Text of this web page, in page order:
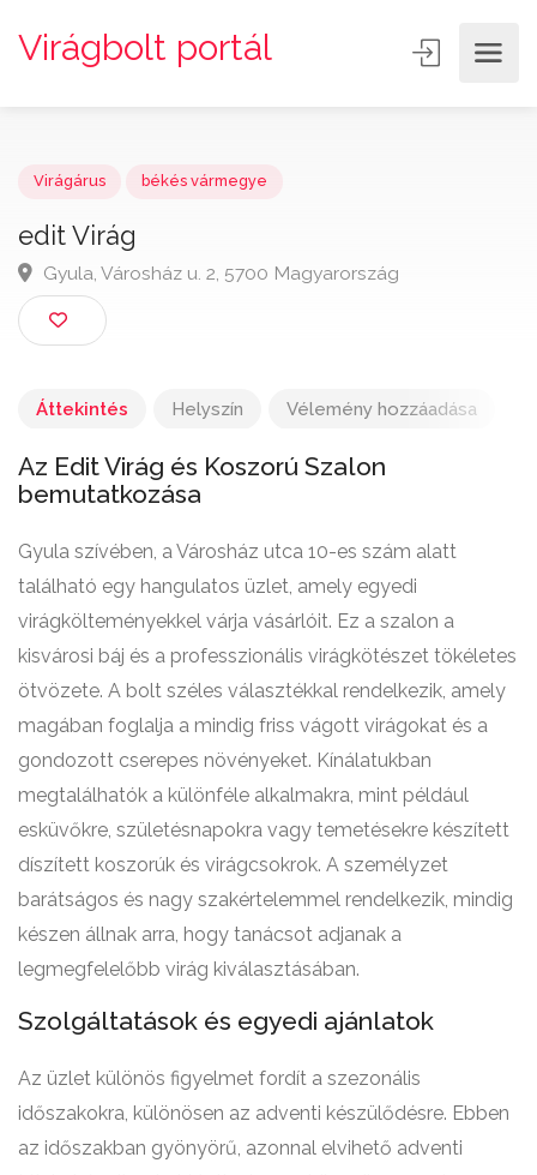
Virágbolt portál
edit Virág
Gyula, Városház u. 2, 5700 Magyarország
Áttekintés Helyszín Vélemény hozzáadása
Az Edit Virág és Koszorú Szalon
bemutatkozása
Gyula szívében, a Városház utca 10-es szám alatt
található egy hangulatos üzlet, amely egyedi
virágkölteményekkel várja vásárlóit. Ez a szalon a
kisvárosi báj és a professzionális virágkötészet tökéletes
ötvözete. A bolt széles választékkal rendelkezik, amely
magában foglalja a mindig friss vágott virágokat és a
gondozott cserepes növényeket. Kínálatukban
megtalálhatók a különféle alkalmakra, mint például
esküvőkre, születésnapokra vagy temetésekre készített
díszített koszorúk és virágcsokrok. A személyzet
barátságos és nagy szakértelemmel rendelkezik, mindig
készen állnak arra, hogy tanácsot adjanak a
legmegfelelőbb virág kiválasztásában.
Szolgáltatások és egyedi ajánlatok
Az üzlet különös figyelmet fordít a szezonális
időszakokra, különösen az adventi készülődésre. Ebben
az időszakban gyönyörű, azonnal elvihető adventi